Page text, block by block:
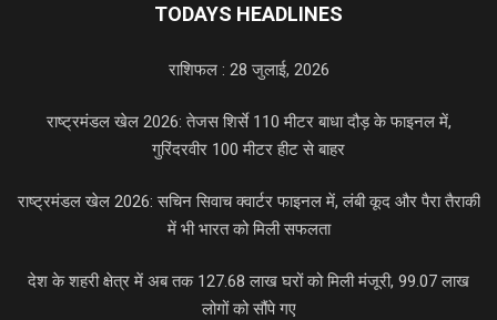
TODAYS HEADLINES
राशिफल : 28 जुलाई, 2026
राष्ट्रमंडल खेल 2026: तेजस शिर्से 110 मीटर बाधा दौड़ के फाइनल में,
गुरिंदरवीर 100 मीटर हीट से बाहर
राष्ट्रमंडल खेल 2026: सचिन सिवाच क्वार्टर फाइनल में, लंबी कूद और पैरा तैराकी
में भी भारत को मिली सफलता
देश के शहरी क्षेत्र में अब तक 127.68 लाख घरों को मिली मंजूरी, 99.07 लाख
लोगों को सौंपे गए